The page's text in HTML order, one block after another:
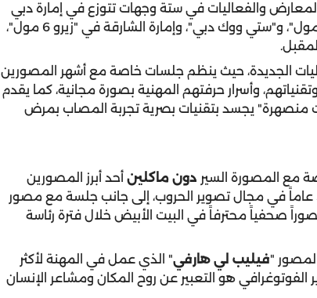
والفعاليات في ستة وجهات تتوزع في إمارة دبي
على "مول الإمارات"، و"ديرة سيتي سنتر"، و"دبي مول"، و"ستي ووك دبي"، وإمارة الشارقة في "زيرو 6 مول"،
الجديدة، حيث ينظم جلسات خاصة مع أشهر المصورين
وأسرار حرفتهم المهنية بصورة مجانية، كما يقدم
منصهرة" يجسد بتقنيات بصرية تجربة المصاب بمرض
مع المصورة السير دون ماكلين أحد أبرز المصورين
الصحفيين في العالم الذي تحمل سيرته خبرة 59 عاماً في مجال تصوير الحروب، إلى جانب جلسة مع مصور
صحفياً محترفاً في البيت الأبيض خلال فترة رئاسة
"فيليب لي هارفي" الذي عمل في المهنة لأكثر
الفوتوغرافي هو التعبير عن روح المكان ومشاعر الإنسان